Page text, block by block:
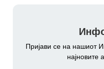
Пријави се на нашиот
најновите